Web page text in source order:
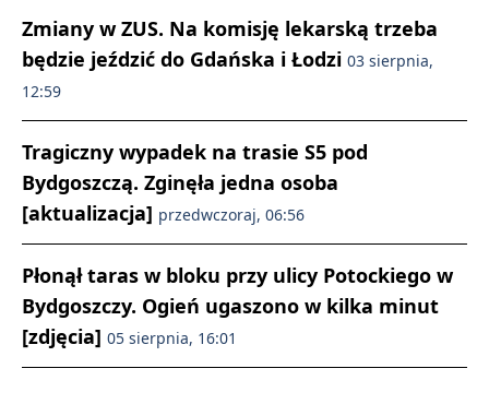
Zmiany w ZUS. Na komisję lekarską trzeba
będzie jeździć do Gdańska i Łodzi 03 sierpnia,
12:59
Tragiczny wypadek na trasie S5 pod
Bydgoszczą. Zginęła jedna osoba
[aktualizacja] przedwczoraj, 06:56
Płonął taras w bloku przy ulicy Potockiego w
Bydgoszczy. Ogień ugaszono w kilka minut
[zdjęcia] 05 sierpnia, 16:01